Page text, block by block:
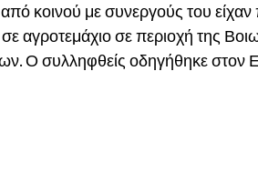
κοινού με συνεργούς του είχαν
αγροτεμάχιο σε περιοχή της
Ο συλληφθείς οδηγήθηκε στον